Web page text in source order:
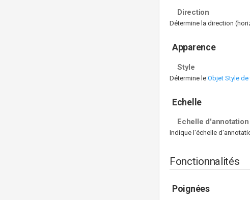
Direction
Détermine la direction
Apparence
Style
Détermine le Objet Style
Echelle
Echelle d'annotation
Indique l'échelle
Fonctionnalités
Poignées